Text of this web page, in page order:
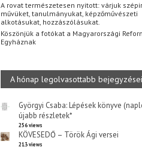
A rovat természetesen nyitott: várjuk
művüket, tanulmányukat, képzőművészeti
alkotásukat, hozzászólásukat.
Köszönjük a fotókat a Magyarországi
Egyháznak
A hónap legolvasottabb bejegyzései
Györgyi Csaba: Lépések könyve
újabb részletek*
256 views
KÖVESEDŐ – Török Ági versei
213 views